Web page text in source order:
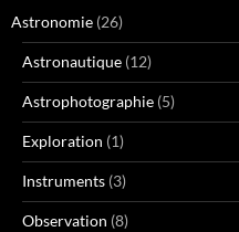
Astronomie (26)
Astronautique (12)
Astrophotographie (5)
Exploration (1)
Instruments (3)
Observation (8)